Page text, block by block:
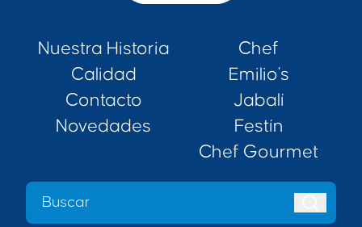
Nuestra Historia
Calidad
Contacto
Novedades
Chef
Emilio's
Jabalí
Festín
Chef Gourmet